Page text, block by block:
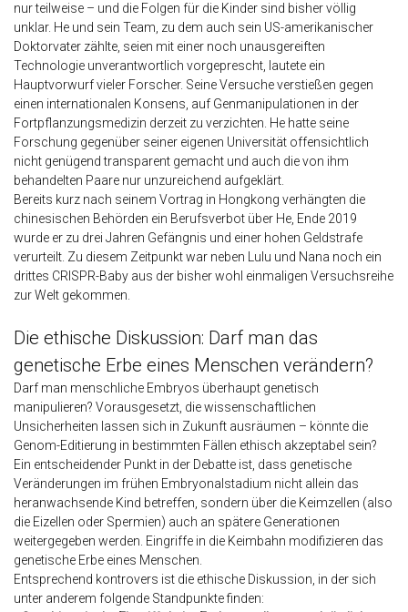
nur teilweise – und die Folgen für die Kinder sind bisher völlig
unklar. He und sein Team, zu dem auch sein US-amerikanischer
Doktorvater zählte, seien mit einer noch unausgereiften
Technologie unverantwortlich vorgeprescht, lautete ein
Hauptvorwurf vieler Forscher. Seine Versuche verstießen gegen
einen internationalen Konsens, auf Genmanipulationen in der
Fortpflanzungsmedizin derzeit zu verzichten. He hatte seine
Forschung gegenüber seiner eigenen Universität offensichtlich
nicht genügend transparent gemacht und auch die von ihm
behandelten Paare nur unzureichend aufgeklärt.
Bereits kurz nach seinem Vortrag in Hongkong verhängten die
chinesischen Behörden ein Berufsverbot über He, Ende 2019
wurde er zu drei Jahren Gefängnis und einer hohen Geldstrafe
verurteilt. Zu diesem Zeitpunkt war neben Lulu und Nana noch ein
drittes CRISPR-Baby aus der bisher wohl einmaligen Versuchsreihe
zur Welt gekommen.
Die ethische Diskussion: Darf man das
genetische Erbe eines Menschen verändern?
Darf man menschliche Embryos überhaupt genetisch
manipulieren? Vorausgesetzt, die wissenschaftlichen
Unsicherheiten lassen sich in Zukunft ausräumen – könnte die
Genom-Editierung in bestimmten Fällen ethisch akzeptabel sein?
Ein entscheidender Punkt in der Debatte ist, dass genetische
Veränderungen im frühen Embryonalstadium nicht allein das
heranwachsende Kind betreffen, sondern über die Keimzellen (also
die Eizellen oder Spermien) auch an spätere Generationen
weitergegeben werden. Eingriffe in die Keimbahn modifizieren das
genetische Erbe eines Menschen.
Entsprechend kontrovers ist die ethische Diskussion, in der sich
unter anderem folgende Standpunkte finden: